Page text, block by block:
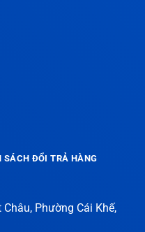
Phường Cái Khế,
SÁCH ĐỔI TRẢ HÀNG